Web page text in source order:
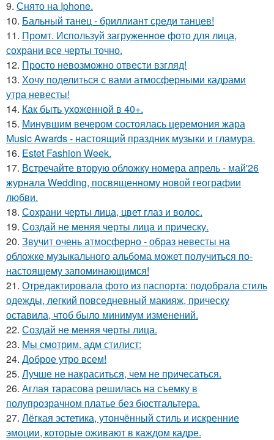
9. Снято на Iphone.
10. Бальный танец - бриллиант среди танцев!
11. Промт. Используй загруженное фото для лица,
сохрани все черты точно.
12. Просто невозможно отвести взгляд!
13. Хочу поделиться с вами атмосферными кадрами
утра невесты!
14. Как быть ухоженной в 40+.
15. Минувшим вечером состоялась церемония жара
Music Awards - настоящий праздник музыки и гламура.
16. Estet Fashion Week.
17. Встречайте вторую обложку номера апрель - май'26
журнала Wedding, посвященному новой географии
любви.
18. Сохрани черты лица, цвет глаз и волос.
19. Создай не меняя черты лица и прическу.
20. Звучит очень атмосферно - образ невесты на
обложке музыкального альбома может получиться по-
настоящему запоминающимся!
21. Отредактировала фото из паспорта: подобрала стиль
одежды, легкий повседневный макияж, прическу
оставила, чтоб было минимум изменений.
22. Создай не меняя черты лица.
23. Мы смотрим. адм стилист:
24. Доброе утро всем!
25. Лучше не накраситься, чем не причесаться.
26. Аглая тарасова решилась на съемку в
полупрозрачном платье без бюстгальтера.
27. Лёгкая эстетика, утончённый стиль и искренние
эмоции, которые оживают в каждом кадре.